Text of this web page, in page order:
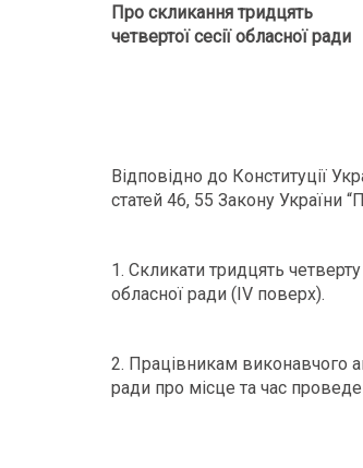
Про скликання тридцять
четвертої сесії обласної ради
Відповідно до Конституції
статей 46, 55 Закону України
1. Скликати тридцять
обласної ради (ІV поверх).
2. Працівникам виконавчого
ради про місце та час